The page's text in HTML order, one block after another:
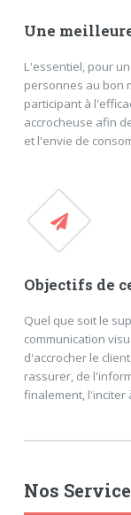
Une
L'essentiel, pour
personnes au bon
participant à
accrocheuse afin
et l'envie de
Objectifs de
Quel que soit le
communication
d'accrocher le
rassurer, de
finalement, l'inciter
Nos